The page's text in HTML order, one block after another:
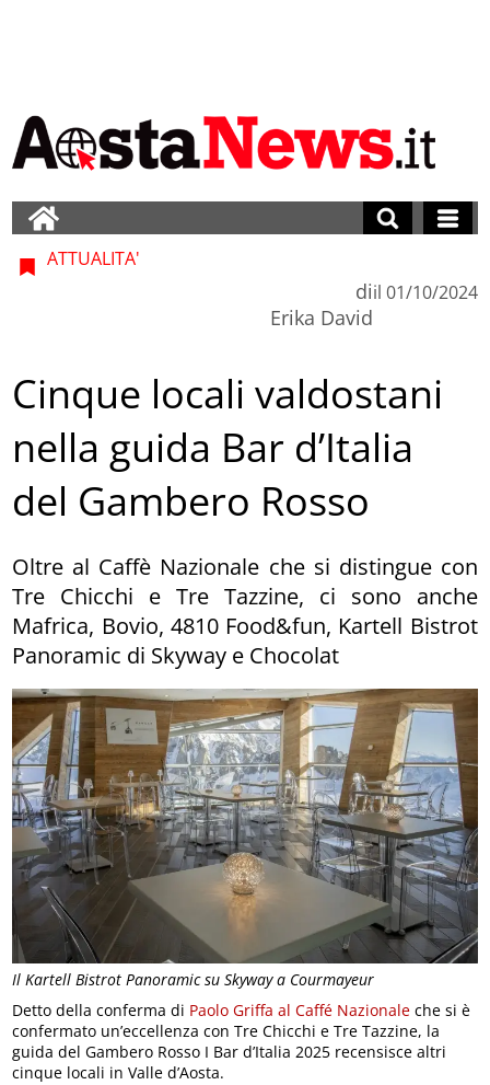
Il Kartell Bistrot Panoramic su Skyway a Courmayeur
ATTUALITA'
di
Erika David
il 01/10/2024
Cinque locali valdostani
nella guida Bar d’Italia
del Gambero Rosso
Oltre al Caffè Nazionale che si distingue con
Tre Chicchi e Tre Tazzine, ci sono anche
Mafrica, Bovio, 4810 Food&fun, Kartell Bistrot
Panoramic di Skyway e Chocolat
Detto della conferma di Paolo Griffa al Caffé Nazionale che si è
confermato un’eccellenza con Tre Chicchi e Tre Tazzine, la
guida del Gambero Rosso I Bar d’Italia 2025 recensisce altri
cinque locali in Valle d’Aosta.